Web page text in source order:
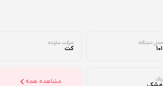
مدل دستگاه
101
شرکت سازنده
کت
رنگ مشاهده همه